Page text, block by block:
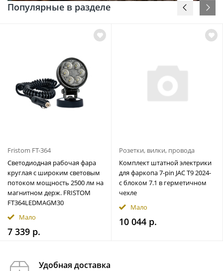
Популярные в разделе
Fristom FT-364
Светодиодная рабочая фара
круглая с широким световым
потоком мощность 2500 лм на
магнитном держ. FRISTOM
FT364LEDMAGM30
Мало
7 339 р.
Розетки, вилки, провода
Комплект штатной электрики
для фаркопа 7-pin JAC T9 2024-
с блоком 7.1 в герметичном
чехле
Мало
10 044 р.
Удобная доставка